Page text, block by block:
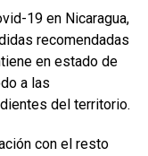
19 en Nicaragua,
recomendadas
en estado de
a las
del territorio.
con el resto